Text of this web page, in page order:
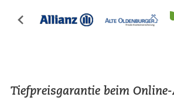
Tiefpreisgarantie beim